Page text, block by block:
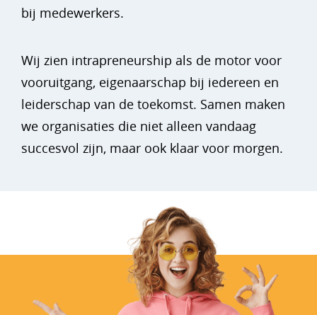
bij medewerkers.
Wij zien intrapreneurship als de motor voor
vooruitgang, eigenaarschap bij iedereen en
leiderschap van de toekomst. Samen maken
we organisaties die niet alleen vandaag
succesvol zijn, maar ook klaar voor morgen.